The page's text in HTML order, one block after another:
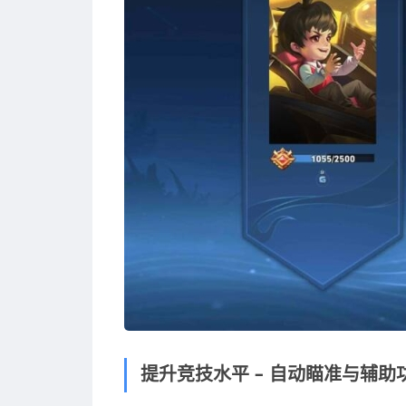
提升竞技水平 – 自动瞄准与辅助